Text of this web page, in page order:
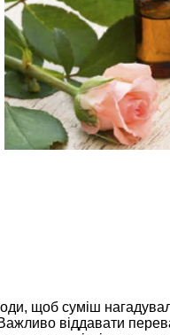
щоб суміш
віддавати